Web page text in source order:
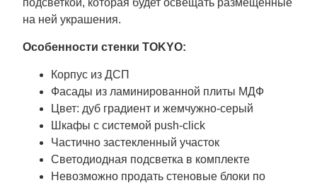
на ней украшения.
Особенности стенки TOKYO:
Корпус из ДСП
Фасады из ламинированной плиты МДФ
Цвет: дуб градиент и жемчужно-серый
Шкафы с системой push-click
Частично застекленный участок
Светодиодная подсветка в комплекте
Невозможно продать стеновые блоки по